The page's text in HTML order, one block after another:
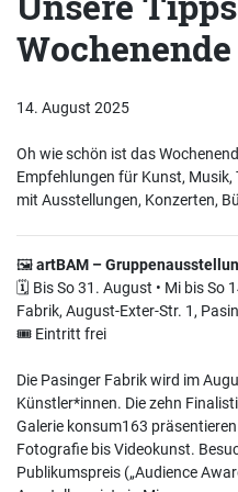
Wochenende
14. August 2025
Oh wie schön ist das
Empfehlungen für Kunst,
mit Ausstellungen, Konzerten,
🖼️artBAM –
🗓 Bis So 31. August • Mi bis So
Fabrik, August-Exter-Str. 1,
🎟 Eintritt frei
Die Pasinger Fabrik wird im
Künstler*innen. Die zehn
Galerie konsum163
Fotografie bis Videokunst.
Publikumspreis („Audience